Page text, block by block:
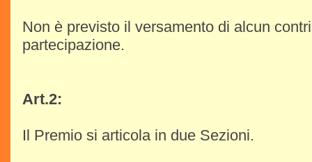
Non è previsto il versamento di alcun
partecipazione.
Art.2:
Il Premio si articola in due Sezioni.